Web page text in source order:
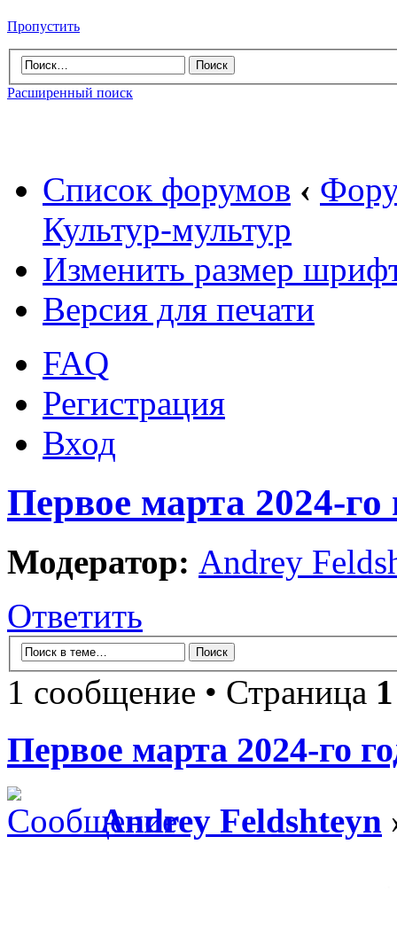
Пропустить
Расширенный поиск
Список форумов ‹
Культур-мультур
Изменить размер
Версия для печати
FAQ
Регистрация
Вход
Первое марта 2024-го
Модератор: Andrey
Ответить
1 сообщение • Страница 1
Первое марта 2024-го
Andrey Feldshteyn